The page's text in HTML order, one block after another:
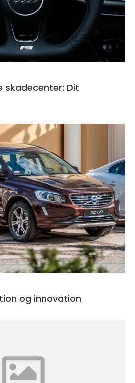
skadecenter: Dit
og innovation